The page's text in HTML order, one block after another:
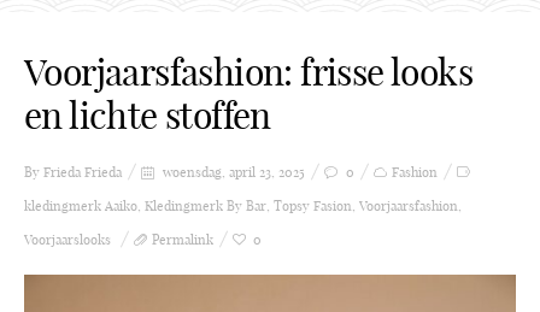
Voorjaarsfashion: frisse looks
en lichte stoffen
By Frieda Frieda woensdag, april 23, 2025 0
Fashion
kledingmerk Aaiko, Kledingmerk By Bar, Topsy Fasion, Voorjaarsfashion,
Voorjaarslooks
Permalink 0